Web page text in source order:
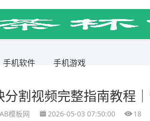
手机软件 手机游戏
分割视频完整指南教程
AB模板网 2026-05-03 07:50:00 18